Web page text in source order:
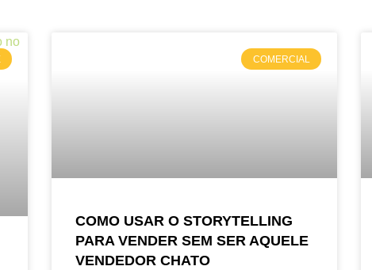
COMERCIAL
COMO USAR O STORYTELLING
PARA VENDER SEM SER AQUELE
VENDEDOR CHATO